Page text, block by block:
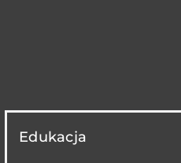
Edukacja